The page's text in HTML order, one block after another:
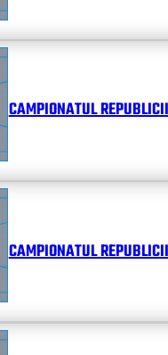
CAMPIONATUL
CAMPIONATUL